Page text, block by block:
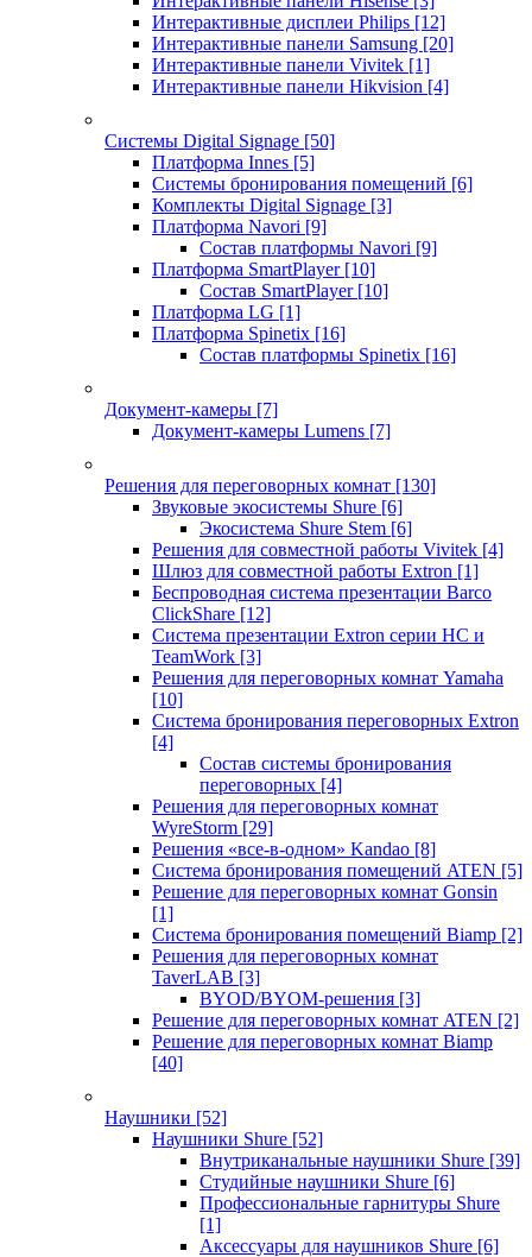
Интерактивные дисплеи Philips [12]
Интерактивные панели Samsung [20]
Интерактивные панели Vivitek [1]
Интерактивные панели Hikvision [4]
Системы Digital Signage [50]
Платформа Innes [5]
Системы бронирования помещений [6]
Комплекты Digital Signage [3]
Платформа Navori [9]
Состав платформы Navori [9]
Платформа SmartPlayer [10]
Состав SmartPlayer [10]
Платформа LG [1]
Платформа Spinetix [16]
Состав платформы Spinetix [16]
Документ-камеры [7]
Документ-камеры Lumens [7]
Решения для переговорных комнат [130]
Звуковые экосистемы Shure [6]
Экосистема Shure Stem [6]
Решения для совместной работы Vivitek [4]
Шлюз для совместной работы Extron [1]
Беспроводная система презентации Barco
ClickShare [12]
Система презентации Extron серии HC и
TeamWork [3]
Решения для переговорных комнат Yamaha
[10]
Система бронирования переговорных Extron
[4]
Состав системы бронирования
переговорных [4]
Решения для переговорных комнат
WyreStorm [29]
Решения «все-в-одном» Kandao [8]
Система бронирования помещений ATEN [5]
Решение для переговорных комнат Gonsin
[1]
Система бронирования помещений Biamp [2]
Решения для переговорных комнат
TaverLAB [3]
BYOD/BYOM-решения [3]
Решение для переговорных комнат ATEN [2]
Решение для переговорных комнат Biamp
[40]
Наушники [52]
Наушники Shure [52]
Внутриканальные наушники Shure [39]
Студийные наушники Shure [6]
Профессиональные гарнитуры Shure
[1]
Аксессуары для наушников Shure [6]